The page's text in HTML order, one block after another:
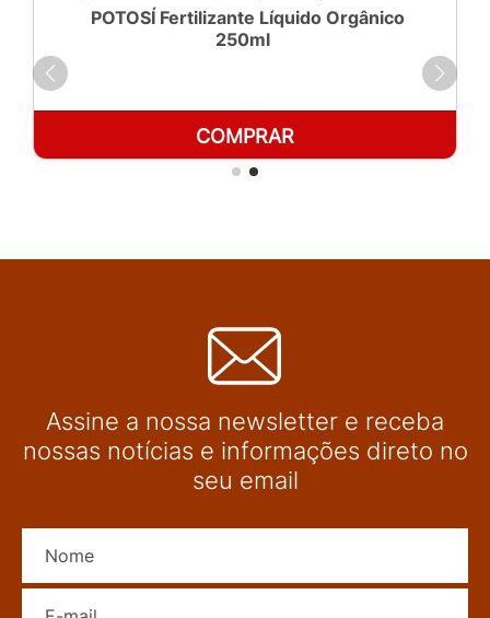
POTOSÍ Fertilizante Líquido Orgânico
250ml
COMPRAR
Assine a nossa newsletter e receba
nossas notícias e informações direto no
seu email